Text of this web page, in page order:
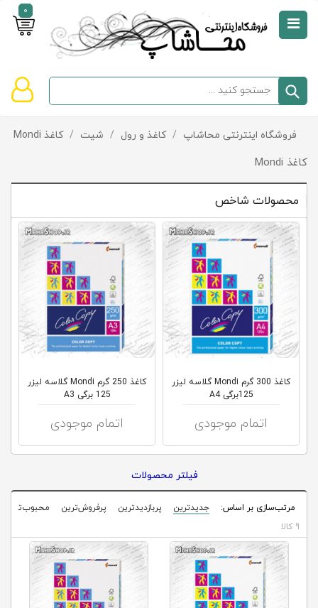
0
صفحه
دسته‌بندی
و
پیشنهادها
تماس
با
ما
کلاب
محاشاپ
سبد
خالی
فروشگاه اینترنتی محاشاپ / کاغذ و رول / شیت / کاغذ Mondi
کاغذ Mondi
محصولات شاخص
کاغذ 300 گرم Mondi گلاسه لیزر
125برگی A4
اتمام موجودی
کاغذ 250 گرم Mondi گلاسه لیزر
125 برگی A3
اتمام موجودی
فیلتر محصولات
مرتب‌سازی بر اساس: جدیدترین پربازدیدترین پرفروش‌ترین
محبوب‌ترین
9 کالا